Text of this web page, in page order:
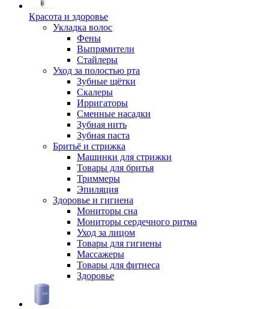
Красота и здоровье
Укладка волос
Фены
Выпрямители
Стайлеры
Уход за полостью рта
Зубные щётки
Скалеры
Ирригаторы
Сменные насадки
Зубная нить
Зубная паста
Бритьё и стрижка
Машинки для стрижки
Товары для бритья
Триммеры
Эпиляция
Здоровье и гигиена
Мониторы сна
Мониторы сердечного ритма
Уход за лицом
Товары для гигиены
Массажеры
Товары для фитнеса
Здоровье